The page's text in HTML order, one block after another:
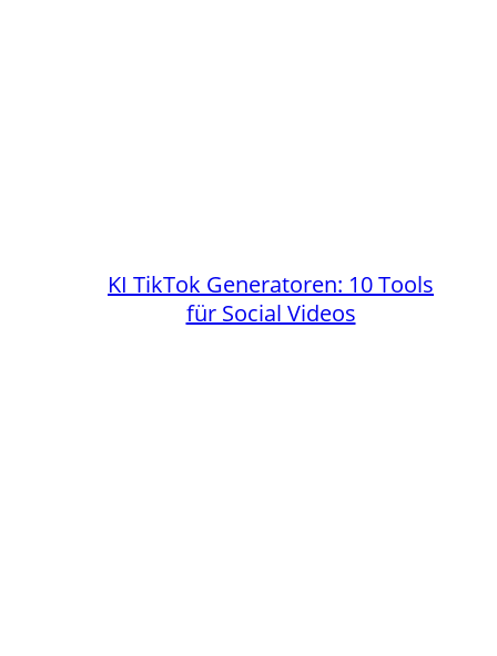
KI TikTok Generatoren: 10 Tools
für Social Videos